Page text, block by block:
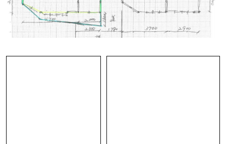
あるものですし、天井を見上げれば息を呑む造作
の数々。飾りの窓の形も様々です。
建物自体はかなり風雨にも晒され、至るところの